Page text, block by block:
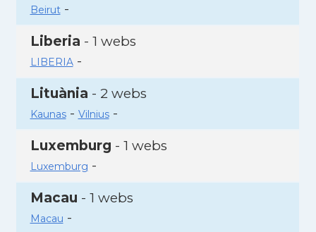
Beirut-
Liberia - 1 webs
LIBERIA-
Lituània - 2 webs
Kaunas- Vilnius-
Luxemburg - 1 webs
Luxemburg -
Macau - 1 webs
Macau -